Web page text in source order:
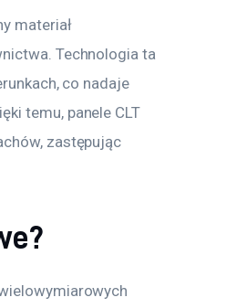
materiał
Technologia ta
co nadaje
temu, panele CLT
zastępując